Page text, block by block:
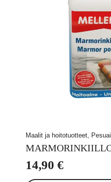
Maalit ja hoitotuotteet,
14,90 €